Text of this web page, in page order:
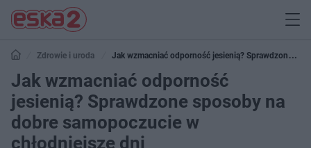
Zdrowie i uroda
Jak wzmacniać odporność jesienią? Sprawdzone
sposoby na dobre samopoczucie w chłodniejsze dni
Jak wzmacniać odporność
jesienią? Sprawdzone sposoby na
dobre samopoczucie w
chłodniejsze dni